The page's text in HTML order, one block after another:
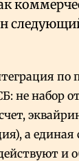
по
не набор
а единая
и